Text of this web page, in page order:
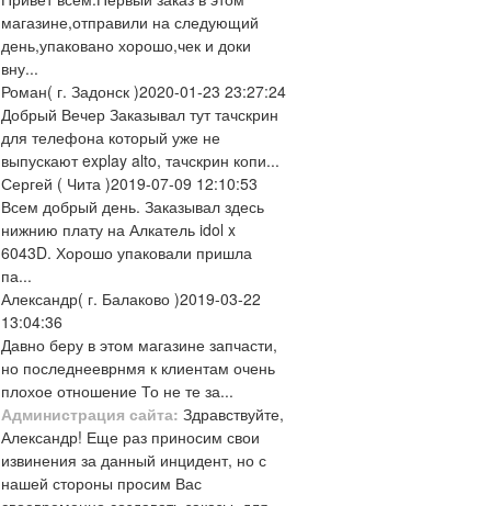
магазине,отправили на следующий
день,упаковано хорошо,чек и доки
вну...
Роман( г. Задонск )2020-01-23 23:27:24
Добрый Вечер Заказывал тут тачскрин
для телефона который уже не
выпускают explay alto, тачскрин копи...
Сергей ( Чита )2019-07-09 12:10:53
Всем добрый день. Заказывал здесь
нижнию плату на Алкатель idol x
6043D. Хорошо упаковали пришла
па...
Александр( г. Балаково )2019-03-22
13:04:36
Давно беру в этом магазине запчасти,
но последнееврнмя к клиентам очень
плохое отношение То не те за...
Администрация сайта: Здравствуйте,
Александр! Еще раз приносим свои
извинения за данный инцидент, но с
нашей стороны просим Вас